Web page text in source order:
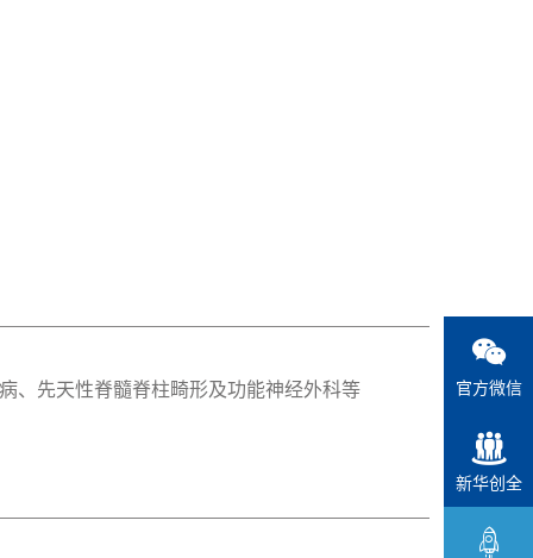
官方微信
新华创全
、先天性脊髓脊柱畸形及功能神经外科等